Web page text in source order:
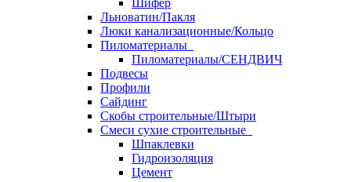
Шифер
Льноватин/Пакля
Люки канализационные/Кольцо
Пиломатериалы
Пиломатериалы/СЕНДВИЧ
Подвесы
Профили
Сайдинг
Скобы строительные/Штыри
Смеси сухие строительные
Шпаклевки
Гидроизоляция
Цемент